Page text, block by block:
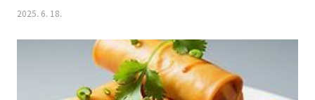
보자도 따라 할 수 있는 LA갈비 레시피와 팁을 자세히 소개합니다. 1. LA
몇 가지 설이 있으며,"LA갈비"라는 이름은 갈비가 썰리는 방향(lateral)
에 의해서 붙여진 이름이라는 설이 있습니다.LA갈비의 가장 큰 특징은
자르는 방식에 있습니다.일반적인 구이용 갈비는 뼈 방향으로 잘라내서
칼로 살을 넓게 펼친 형태를 말하지만,LA갈비는 통 갈비대를 뼈와 직각
2025. 6. 18.